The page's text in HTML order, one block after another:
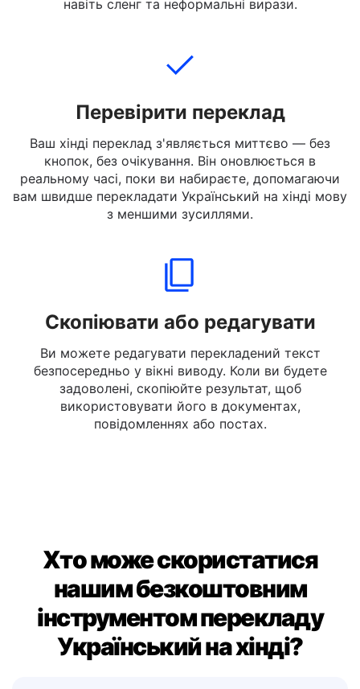
можете вводити повні речення, короткі
Перевірити переклад
Ваш хінді переклад з'являється миттєво — без
кнопок, без очікування. Він оновлюється в
реальному часі, поки ви набираєте, допомагаючи
з меншими зусиллями.
Скопіювати або редагувати
Ви можете редагувати перекладений текст
безпосередньо у вікні виводу. Коли ви будете
задоволені, скопіюйте результат, щоб
Хто може скористатися
нашим безкоштовним
інструментом перекладу